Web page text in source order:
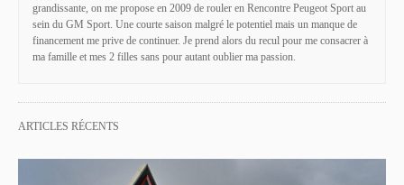
grandissante, on me propose en 2009 de rouler en Rencontre Peugeot Sport au
sein du GM Sport. Une courte saison malgré le potentiel mais un manque de
financement me prive de continuer. Je prend alors du recul pour me consacrer à
ma famille et mes 2 filles sans pour autant oublier ma passion.
ARTICLES RÉCENTS